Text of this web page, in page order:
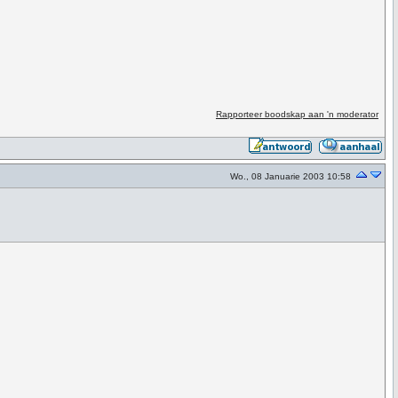
Rapporteer boodskap aan 'n moderator
Wo., 08 Januarie 2003 10:58